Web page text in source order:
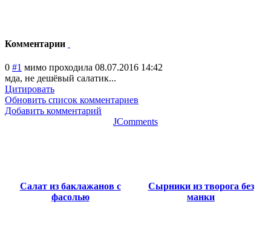
Комментарии
0 #1 мимо проходила 08.07.2016 14:42
мда, не дешёвый салатик...
Цитировать
Обновить список комментариев
Добавить комментарий
JComments
Салат из баклажанов с
фасолью
Сырники из творога без
манки